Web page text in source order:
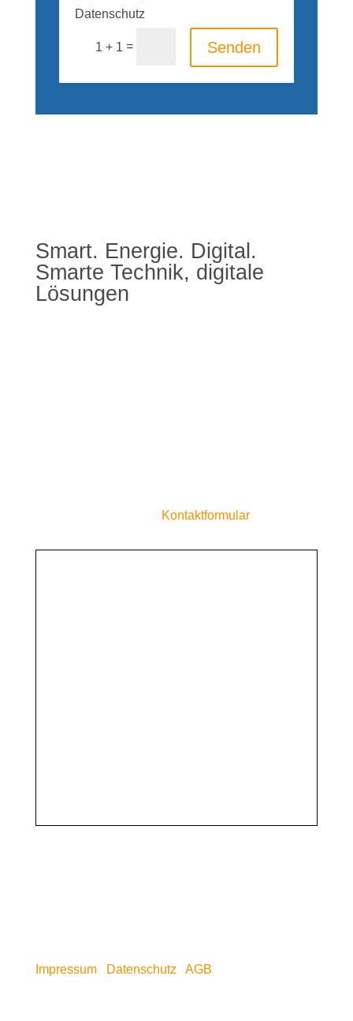
Datenschutz
1 + 1 = Senden
Smart. Energie. Digital.
Smarte Technik, digitale
Lösungen
Kontaktformular!
Impressum| Datenschutz AGB